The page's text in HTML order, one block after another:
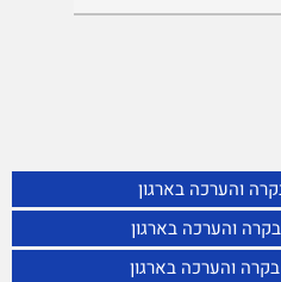
והערכה בארגון
והערכה בארגון
והערכה בארגון